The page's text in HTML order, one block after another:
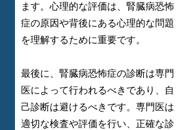
ます。心理的な評価は、腎臓病恐怖
症の原因や背後にある心理的な問題
を理解するために重要です。
最後に、腎臓病恐怖症の診断は専門
医によって行われるべきであり、自
己診断は避けるべきです。専門医は
適切な検査や評価を行い、正確な診